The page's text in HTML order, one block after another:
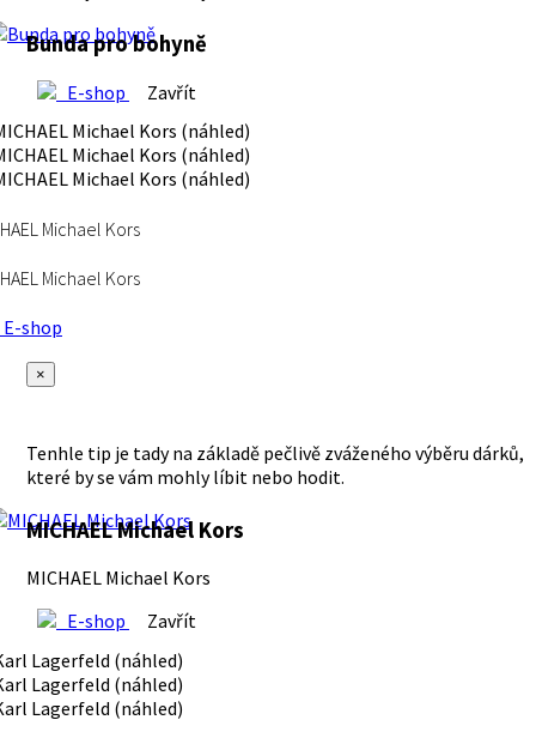
Bunda pro bohyně
E-shop Zavřít
Michael Kors
Michael Kors
shop
×
Tenhle tip je tady na základě pečlivě zváženého výběru dárků,
které by se vám mohly líbit nebo hodit.
MICHAEL Michael Kors
MICHAEL Michael Kors
E-shop
Zavřít